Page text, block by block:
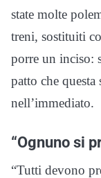
state molte
treni, sostituiti
porre un inciso:
patto che
nell’immediato.
“Ognuno si
“Tutti devono